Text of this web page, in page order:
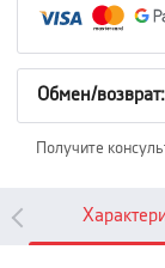
Обмен/
Получите